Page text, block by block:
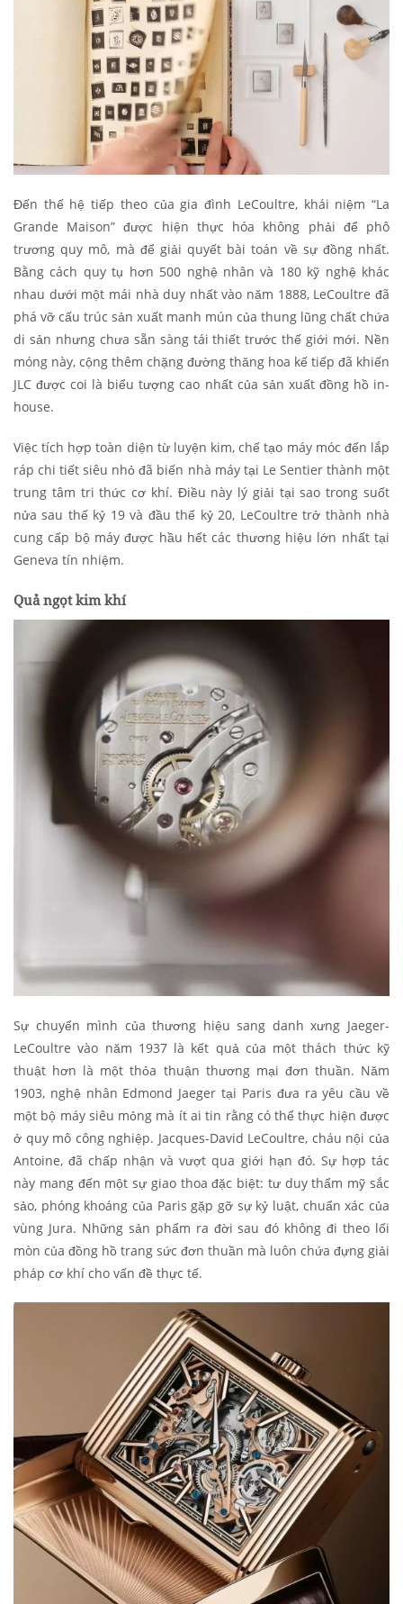
Đến thế hệ tiếp theo của gia đình LeCoultre, khái niệm “La
Grande Maison” được hiện thực hóa không phải để phô
trương quy mô, mà để giải quyết bài toán về sự đồng nhất.
Bằng cách quy tụ hơn 500 nghệ nhân và 180 kỹ nghệ khác
nhau dưới một mái nhà duy nhất vào năm 1888, LeCoultre đã
phá vỡ cấu trúc sản xuất manh mún của thung lũng chất chứa
di sản nhưng chưa sẵn sàng tái thiết trước thế giới mới. Nền
móng này, cộng thêm chặng đường thăng hoa kế tiếp đã khiến
JLC được coi là biểu tượng cao nhất của sản xuất đồng hồ in-
house.
Việc tích hợp toàn diện từ luyện kim, chế tạo máy móc đến lắp
ráp chi tiết siêu nhỏ đã biến nhà máy tại Le Sentier thành một
trung tâm tri thức cơ khí. Điều này lý giải tại sao trong suốt
nửa sau thế kỷ 19 và đầu thế kỷ 20, LeCoultre trở thành nhà
cung cấp bộ máy được hầu hết các thương hiệu lớn nhất tại
Geneva tín nhiệm.
Quả ngọt kim khí
Sự chuyển mình của thương hiệu sang danh xưng Jaeger-
LeCoultre vào năm 1937 là kết quả của một thách thức kỹ
thuật hơn là một thỏa thuận thương mại đơn thuần. Năm
1903, nghệ nhân Edmond Jaeger tại Paris đưa ra yêu cầu về
một bộ máy siêu mỏng mà ít ai tin rằng có thể thực hiện được
ở quy mô công nghiệp. Jacques-David LeCoultre, cháu nội của
Antoine, đã chấp nhận và vượt qua giới hạn đó. Sự hợp tác
này mang đến một sự giao thoa đặc biệt: tư duy thẩm mỹ sắc
sảo, phóng khoáng của Paris gặp gỡ sự kỷ luật, chuẩn xác của
vùng Jura. Những sản phẩm ra đời sau đó không đi theo lối
mòn của đồng hồ trang sức đơn thuần mà luôn chứa đựng giải
pháp cơ khí cho vấn đề thực tế.